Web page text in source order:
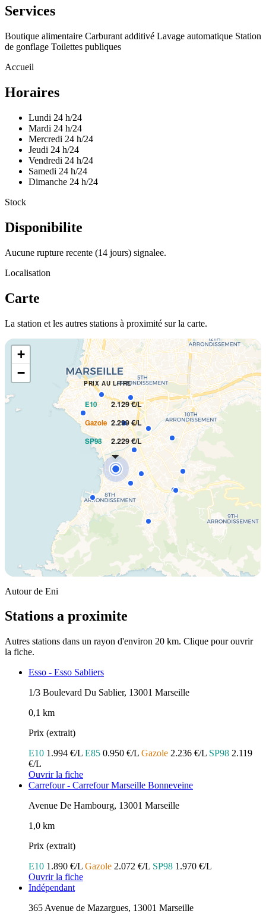
Services
Boutique alimentaire Carburant additivé Lavage automatique Station
de gonflage Toilettes publiques
Accueil
Horaires
Lundi 24 h/24
Mardi 24 h/24
Mercredi 24 h/24
Jeudi 24 h/24
Vendredi 24 h/24
Samedi 24 h/24
Dimanche 24 h/24
Stock
Disponibilite
Aucune rupture recente (14 jours) signalee.
Localisation
Carte
La station et les autres stations à proximité sur la carte.
PRIX AU LITRE
E10 2.129 €/L
Gazole 2.299 €/L
SP98 2.229 €/L
+
−
Autour de Eni
Stations a proximite
Autres stations dans un rayon d'environ 20 km. Clique pour ouvrir
la fiche.
Esso - Esso Sabliers
1/3 Boulevard Du Sablier, 13001 Marseille
0,1 km
Prix (extrait)
E10 1.994 €/L E85 0.950 €/L Gazole 2.236 €/L SP98 2.119
€/L
Ouvrir la fiche
Carrefour - Carrefour Marseille Bonneveine
Avenue De Hambourg, 13001 Marseille
1,0 km
Prix (extrait)
E10 1.890 €/L Gazole 2.072 €/L SP98 1.970 €/L
Ouvrir la fiche
Indépendant
365 Avenue de Mazargues, 13001 Marseille